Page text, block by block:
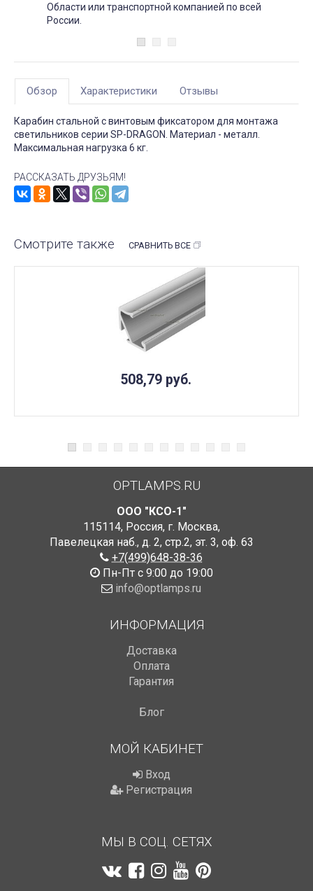
Области или транспортной компанией по всей
России.
Обзор Характеристики Отзывы
Карабин стальной с винтовым фиксатором для монтажа
светильников серии SP-DRAGON. Материал - металл.
Максимальная нагрузка 6 кг.
РАССКАЗАТЬ ДРУЗЬЯМ!
Смотрите также СРАВНИТЬ ВСЕ
508,79 руб.
OPTLAMPS.RU
ООО "КСО-1"
115114, Россия, г. Москва,
Павелецкая наб., д. 2, стр.2, эт. 3, оф. 63
+7(499)648-38-36
Пн-Пт с 9:00 до 19:00
info@optlamps.ru
ИНФОРМАЦИЯ
Доставка
Оплата
Гарантия
Блог
МОЙ КАБИНЕТ
Вход
Регистрация
МЫ В СОЦ. СЕТЯХ